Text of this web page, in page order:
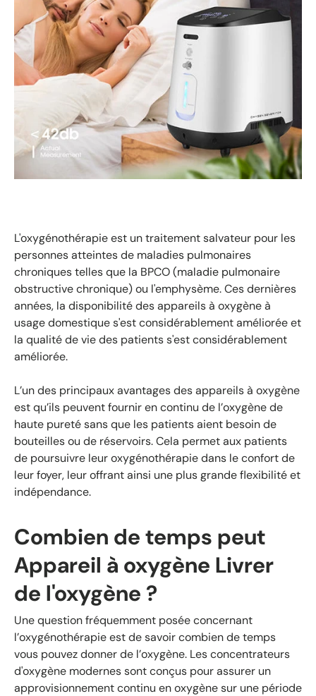
L'oxygénothérapie est un traitement salvateur pour les
personnes atteintes de maladies pulmonaires
chroniques telles que la BPCO (maladie pulmonaire
obstructive chronique) ou l'emphysème. Ces dernières
années, la disponibilité des appareils à oxygène à
usage domestique s'est considérablement améliorée et
la qualité de vie des patients s'est considérablement
améliorée.
L’un des principaux avantages des appareils à oxygène
est qu’ils peuvent fournir en continu de l’oxygène de
haute pureté sans que les patients aient besoin de
bouteilles ou de réservoirs. Cela permet aux patients
de poursuivre leur oxygénothérapie dans le confort de
leur foyer, leur offrant ainsi une plus grande flexibilité et
indépendance.
Combien de temps peut
Appareil à oxygène Livrer
de l'oxygène ?
Une question fréquemment posée concernant
l’oxygénothérapie est de savoir combien de temps
vous pouvez donner de l’oxygène. Les concentrateurs
d'oxygène modernes sont conçus pour assurer un
approvisionnement continu en oxygène sur une période